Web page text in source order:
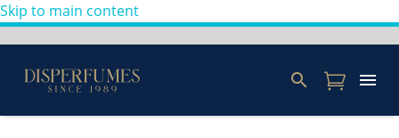
Skip to main content